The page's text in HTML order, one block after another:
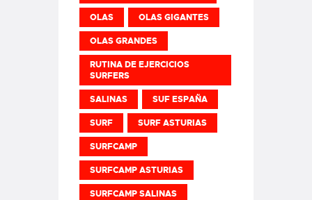
OLAS OLAS GIGANTES
OLAS GRANDES
RUTINA DE EJERCICIOS
SURFERS
SALINAS SUF ESPAÑA
SURF SURF ASTURIAS
SURFCAMP
SURFCAMP ASTURIAS
SURFCAMP SALINAS